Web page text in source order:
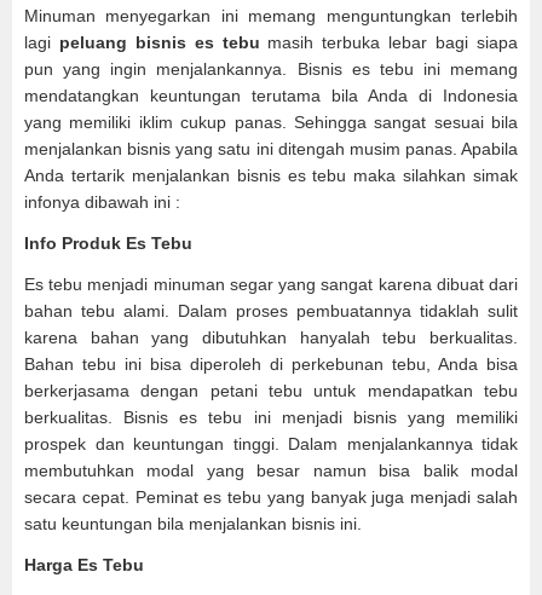
Minuman menyegarkan ini memang menguntungkan terlebih
lagi peluang bisnis es tebu masih terbuka lebar bagi siapa
pun yang ingin menjalankannya. Bisnis es tebu ini memang
mendatangkan keuntungan terutama bila Anda di Indonesia
yang memiliki iklim cukup panas. Sehingga sangat sesuai bila
menjalankan bisnis yang satu ini ditengah musim panas. Apabila
Anda tertarik menjalankan bisnis es tebu maka silahkan simak
infonya dibawah ini :
Info Produk Es Tebu
Es tebu menjadi minuman segar yang sangat karena dibuat dari
bahan tebu alami. Dalam proses pembuatannya tidaklah sulit
karena bahan yang dibutuhkan hanyalah tebu berkualitas.
Bahan tebu ini bisa diperoleh di perkebunan tebu, Anda bisa
berkerjasama dengan petani tebu untuk mendapatkan tebu
berkualitas. Bisnis es tebu ini menjadi bisnis yang memiliki
prospek dan keuntungan tinggi. Dalam menjalankannya tidak
membutuhkan modal yang besar namun bisa balik modal
secara cepat. Peminat es tebu yang banyak juga menjadi salah
satu keuntungan bila menjalankan bisnis ini.
Harga Es Tebu